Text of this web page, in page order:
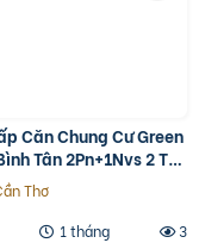
Căn Chung Cư Green
Tân 2Pn+1Nvs 2 Tỷ
Thơ
1 tháng
3